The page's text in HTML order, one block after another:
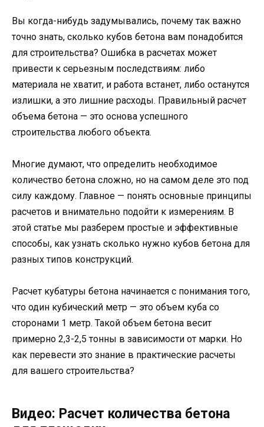
Вы когда-нибудь задумывались, почему так важно
точно знать, сколько кубов бетона вам понадобится
для строительства? Ошибка в расчетах может
привести к серьезным последствиям: либо
материала не хватит, и работа встанет, либо останутся
излишки, а это лишние расходы. Правильный расчет
объема бетона — это основа успешного
строительства любого объекта.
Многие думают, что определить необходимое
количество бетона сложно, но на самом деле это под
силу каждому. Главное — понять основные принципы
расчетов и внимательно подойти к измерениям. В
этой статье мы разберем простые и эффективные
способы, как узнать сколько нужно кубов бетона для
разных типов конструкций.
Расчет кубатуры бетона начинается с понимания того,
что один кубический метр — это объем куба со
сторонами 1 метр. Такой объем бетона весит
примерно 2,3-2,5 тонны в зависимости от марки. Но
как перевести это знание в практические расчеты
для вашего строительства?
Видео: Расчет количества бетона